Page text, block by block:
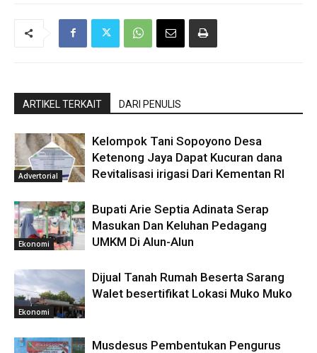
ARTIKEL TERKAIT DARI PENULIS
Advertorial
Kelompok Tani Sopoyono Desa
Ketenong Jaya Dapat Kucuran dana
Revitalisasi irigasi Dari Kementan RI
Ekonomi
Bupati Arie Septia Adinata Serap
Masukan Dan Keluhan Pedagang
UMKM Di Alun-Alun
Ekonomi
Dijual Tanah Rumah Beserta Sarang
Walet besertifikat Lokasi Muko Muko
Musdesus Pembentukan Pengurus